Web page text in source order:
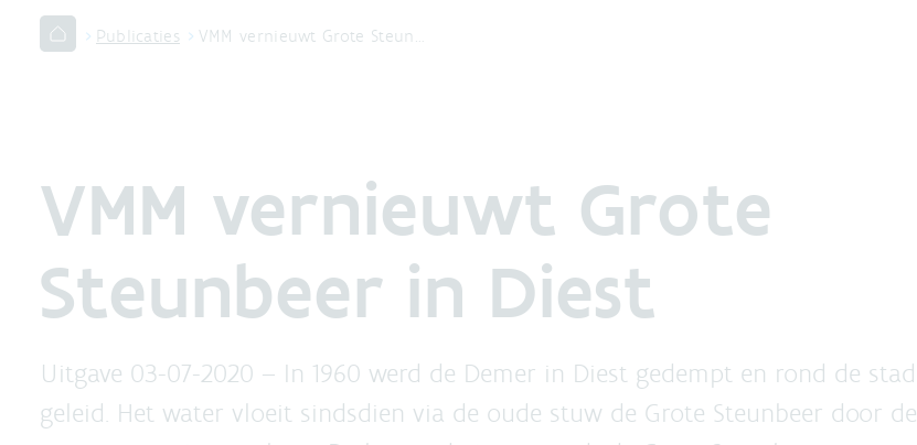
Publicaties VMM vernieuwt Grote Steun…
VMM vernieuwt Grote
Steunbeer in Diest
Uitgave 03-07-2020 – In 1960 werd de Demer in Diest gedempt en rond de stad
geleid. Het water vloeit sindsdien via de oude stuw de Grote Steunbeer door de